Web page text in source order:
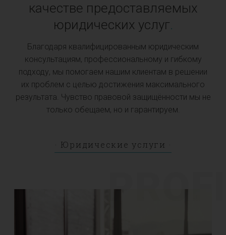
качестве предоставляемых
юридических услуг.
Благодаря квалифицированным юридическим
консультациям, профессиональному и гибкому
подходу, мы помогаем нашим клиентам в решении
их проблем с целью достижения максимального
результата. Чувство правовой защищённости мы не
только обещаем, но и гарантируем.
Юридические услуги
PROFI